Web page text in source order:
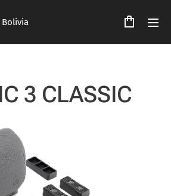
Bolivia
3 CLASSIC